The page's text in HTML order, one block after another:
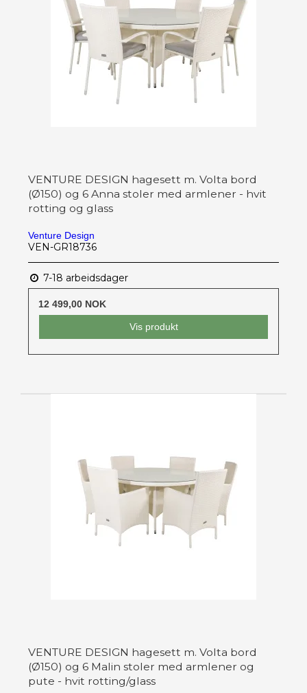
VENTURE DESIGN hagesett m. Volta bord
(Ø150) og 6 Anna stoler med armlener - hvit
rotting og glass
Venture Design
VEN-GR18736
7-18 arbeidsdager
12 499,00 NOK
Vis produkt
VENTURE DESIGN hagesett m. Volta bord
(Ø150) og 6 Malin stoler med armlener og
pute - hvit rotting/glass